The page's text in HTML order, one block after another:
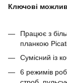
Ключові
Працює з
планкою
Сумісний із
6 режимів